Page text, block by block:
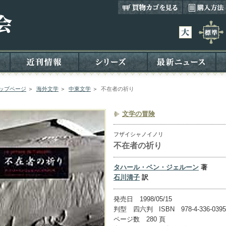
プページ ＞ 海外文学 ＞ 中東文学 ＞ 不在者の祈り
文学の冒険
フザイシャノイノリ
不在者の祈り
タハール・ベン・ジェルーン 著
石川清子 訳
発売日 1998/05/15
判型 四六判 ISBN 978-4-336-
ページ数 280 頁